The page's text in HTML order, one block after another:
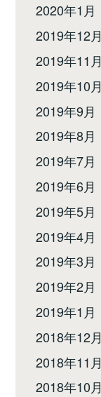
2020年1月
2019年12月
2019年11月
2019年10月
2019年9月
2019年8月
2019年7月
2019年6月
2019年5月
2019年4月
2019年3月
2019年2月
2019年1月
2018年12月
2018年11月
2018年10月